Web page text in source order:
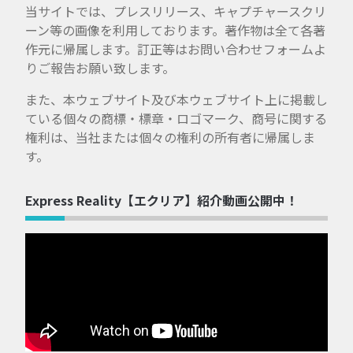
当サイトでは、プレスリリース、キャプチャースクリ
ーン等の画像を利用しております。著作物は全て各著
作元に帰属します。訂正等はお問い合わせフォームよ
りご報告お願い致します。
また、本ウェブサイト及び本ウェブサイト上に掲載し
ている個々の商標・標章・ロゴマーク、商号に関する
権利は、当社または個々の権利の所有者に帰属しま
す。
Express Reality【エクリア】紹介動画公開中！